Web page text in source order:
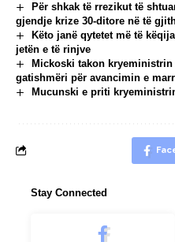
Për shkak të rrezikut të
gjendje krize 30-ditore në të
Këto janë qytetet më të
jetën e të rinjve
Mickoski takon
gatishmëri për avancimin e
Mucunski e priti
Stay Connected